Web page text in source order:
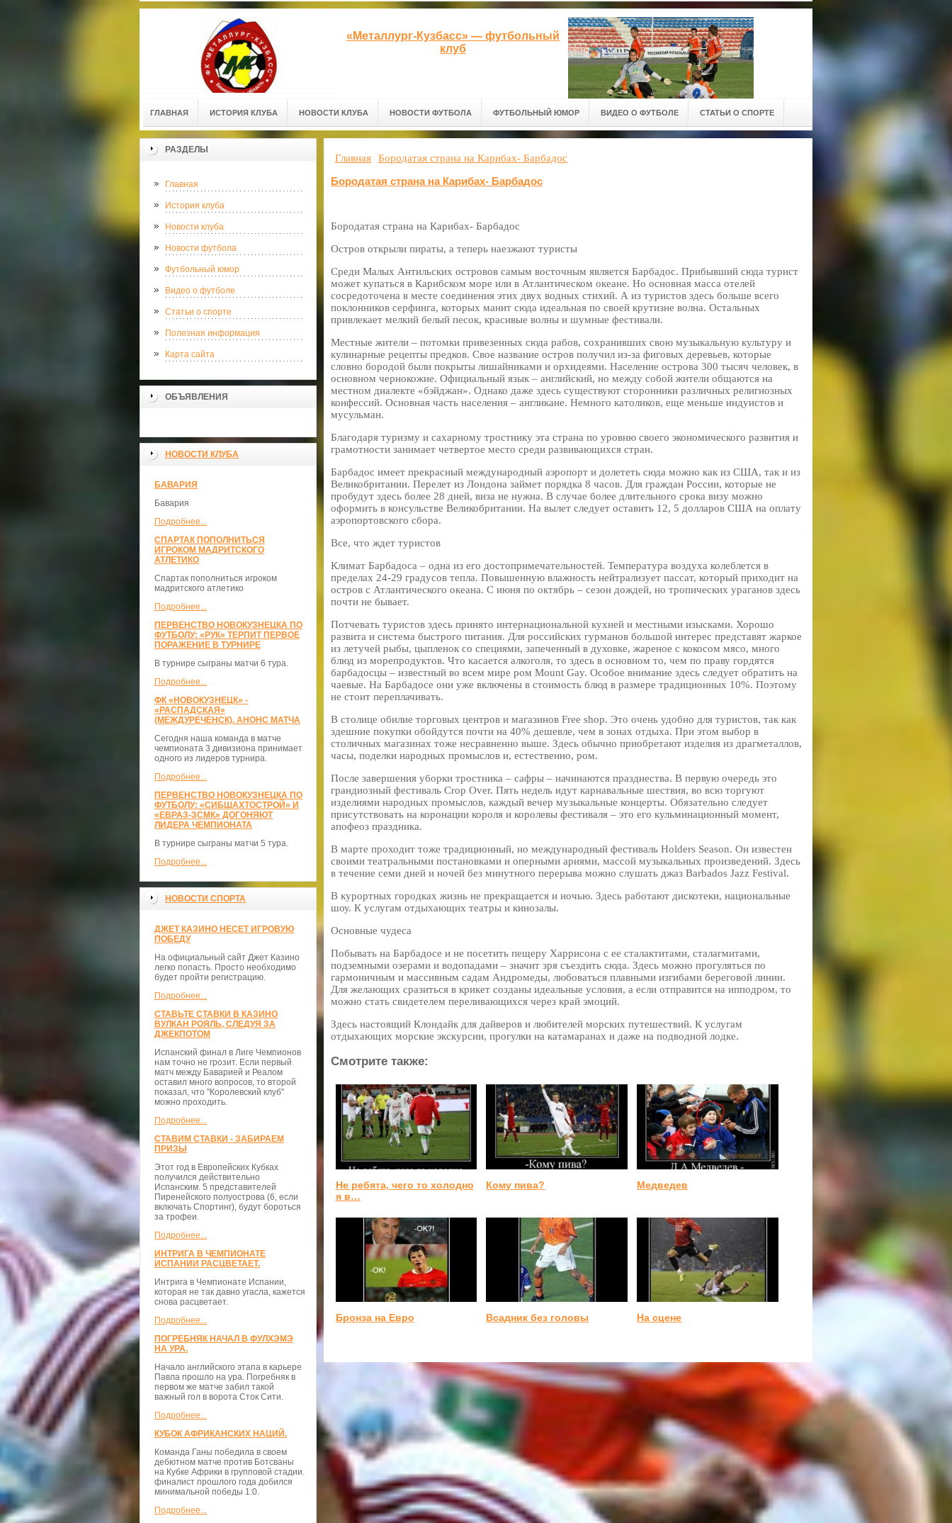
«Металлург-Кузбасс» — футбольный
клуб
ГЛАВНАЯ ИСТОРИЯ КЛУБА НОВОСТИ КЛУБА НОВОСТИ ФУТБОЛА ФУТБОЛЬНЫЙ ЮМОР ВИДЕО О ФУТБОЛЕ СТАТЬИ О СПОРТЕ
РАЗДЕЛЫ
Главная
История клуба
Новости клуба
Новости футбола
Футбольный юмор
Видео о футболе
Статьи о спорте
Полезная информация
Карта сайта
ОБЪЯВЛЕНИЯ
НОВОСТИ КЛУБА
БАВАРИЯ
Бавария
Подробнее...
СПАРТАК ПОПОЛНИТЬСЯ
ИГРОКОМ МАДРИТСКОГО
АТЛЕТИКО
Спартак пополниться игроком
мадритского атлетико
Подробнее...
ПЕРВЕНСТВО НОВОКУЗНЕЦКА ПО
ФУТБОЛУ: «РУК» ТЕРПИТ ПЕРВОЕ
ПОРАЖЕНИЕ В ТУРНИРЕ
В турнире сыграны матчи 6 тура.
Подробнее...
ФК «НОВОКУЗНЕЦК» -
«РАСПАДСКАЯ»
(МЕЖДУРЕЧЕНСК). АНОНС МАТЧА
Сегодня наша команда в матче
чемпионата 3 дивизиона принимает
одного из лидеров турнира.
Подробнее...
ПЕРВЕНСТВО НОВОКУЗНЕЦКА ПО
ФУТБОЛУ: «СИБШАХТОСТРОЙ» И
«ЕВРАЗ-ЗСМК» ДОГОНЯЮТ
ЛИДЕРА ЧЕМПИОНАТА
В турнире сыграны матчи 5 тура.
Подробнее...
НОВОСТИ СПОРТА
ДЖЕТ КАЗИНО НЕСЕТ ИГРОВУЮ
ПОБЕДУ
На официальный сайт Джет Казино
легко попасть. Просто необходимо
будет пройти регистрацию.
Подробнее...
СТАВЬТЕ СТАВКИ В КАЗИНО
ВУЛКАН РОЯЛЬ, СЛЕДУЯ ЗА
ДЖЕКПОТОМ
Испанский финал в Лиге Чемпионов
нам точно не грозит. Если первый
матч между Баварией и Реалом
оставил много вопросов, то второй
показал, что "Королевский клуб"
можно проходить.
Подробнее...
СТАВИМ СТАВКИ - ЗАБИРАЕМ
ПРИЗЫ
Этот год в Европейских Кубках
получился действительно
Испанским. 5 представителей
Пиренейского полуострова (6, если
включать Спортинг), будут бороться
за трофеи.
Подробнее...
ИНТРИГА В ЧЕМПИОНАТЕ
ИСПАНИИ РАСЦВЕТАЕТ.
Интрига в Чемпионате Испании,
которая не так давно угасла, кажется
снова расцветает.
Подробнее...
ПОГРЕБНЯК НАЧАЛ В ФУЛХЭМЭ
НА УРА.
Начало английского этапа в карьере
Павла прошло на ура. Погребняк в
первом же матче забил такой
важный гол в ворота Сток Сити.
Подробнее...
КУБОК АФРИКАНСКИХ НАЦИЙ.
Команда Ганы победила в своем
дебютном матче против Ботсваны
на Кубке Африки в групповой стадии.
финалист прошлого года добился
минимальной победы 1:0.
Подробнее...
Главная Бородатая страна на Карибах- Барбадос
Бородатая страна на Карибах- Барбадос
Бородатая страна на Карибах- Барбадос
Остров открыли пираты, а теперь наезжают туристы
Среди Малых Антильских островов самым восточным является Барбадос. Прибывший сюда турист
может купаться в Карибском море или в Атлантическом океане. Но основная масса отелей
сосредоточена в месте соединения этих двух водных стихий. А из туристов здесь больше всего
поклонников серфинга, которых манит сюда идеальная по своей крутизне волна. Остальных
привлекает мелкий белый песок, красивые волны и шумные фестивали.
Местные жители – потомки привезенных сюда рабов, сохранивших свою музыкальную культуру и
кулинарные рецепты предков. Свое название остров получил из-за фиговых деревьев, которые
словно бородой были покрыты лишайниками и орхидеями. Население острова 300 тысяч человек, в
основном чернокожие. Официальный язык – английский, но между собой жители общаются на
местном диалекте «бэйджан». Однако даже здесь существуют сторонники различных религиозных
конфессий. Основная часть населения – англикане. Немного католиков, еще меньше индуистов и
мусульман.
Благодаря туризму и сахарному тростнику эта страна по уровню своего экономического развития и
грамотности занимает четвертое место среди развивающихся стран.
Барбадос имеет прекрасный международный аэропорт и долететь сюда можно как из США, так и из
Великобритании. Перелет из Лондона займет порядка 8 часов. Для граждан России, которые не
пробудут здесь более 28 дней, виза не нужна. В случае более длительного срока визу можно
оформить в консульстве Великобритании. На вылет следует оставить 12, 5 долларов США на оплату
аэропортовского сбора.
Все, что ждет туристов
Климат Барбадоса – одна из его достопримечательностей. Температура воздуха колеблется в
пределах 24-29 градусов тепла. Повышенную влажность нейтрализует пассат, который приходит на
остров с Атлантического океана. С июня по октябрь – сезон дождей, но тропических ураганов здесь
почти не бывает.
Потчевать туристов здесь принято интернациональной кухней и местными изысками. Хорошо
развита и система быстрого питания. Для российских гурманов большой интерес представят жаркое
из летучей рыбы, цыпленок со специями, запеченный в духовке, жареное с кокосом мясо, много
блюд из морепродуктов. Что касается алкоголя, то здесь в основном то, чем по праву гордятся
барбадосцы – известный во всем мире ром Mount Gay. Особое внимание здесь следует обратить на
чаевые. На Барбадосе они уже включены в стоимость блюд в размере традиционных 10%. Поэтому
не стоит переплачивать.
В столице обилие торговых центров и магазинов Free shop. Это очень удобно для туристов, так как
здешние покупки обойдутся почти на 40% дешевле, чем в зонах отдыха. При этом выбор в
столичных магазинах тоже несравненно выше. Здесь обычно приобретают изделия из драгметаллов,
часы, поделки народных промыслов и, естественно, ром.
После завершения уборки тростника – сафры – начинаются празднества. В первую очередь это
грандиозный фестиваль Crop Over. Пять недель идут карнавальные шествия, во всю торгуют
изделиями народных промыслов, каждый вечер музыкальные концерты. Обязательно следует
присутствовать на коронации короля и королевы фестиваля – это его кульминационный момент,
апофеоз праздника.
В марте проходит тоже традиционный, но международный фестиваль Holders Season. Он известен
своими театральными постановками и оперными ариями, массой музыкальных произведений. Здесь
в течение семи дней и ночей без минутного перерыва можно слушать джаз Barbados Jazz Festival.
В курортных городках жизнь не прекращается и ночью. Здесь работают дискотеки, национальные
шоу. К услугам отдыхающих театры и кинозалы.
Основные чудеса
Побывать на Барбадосе и не посетить пещеру Харрисона с ее сталактитами, сталагмитами,
подземными озерами и водопадами – значит зря съездить сюда. Здесь можно прогуляться по
гармоничным и массивным садам Андромеды, любоваться плавными изгибами береговой линии.
Для желающих сразиться в крикет созданы идеальные условия, а если отправится на ипподром, то
можно стать свидетелем переливающихся через край эмоций.
Здесь настоящий Клондайк для дайверов и любителей морских путешествий. К услугам
отдыхающих морские экскурсии, прогулки на катамаранах и даже на подводной лодке.
Смотрите также:
Не ребята, чего то холодно
я в…
Кому пива? Медведев
Бронза на Евро Всадник без головы На сцене